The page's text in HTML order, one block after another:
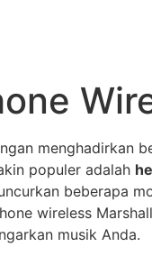
menghadirkan
populer adalah
beberapa
wireless
musik Anda.